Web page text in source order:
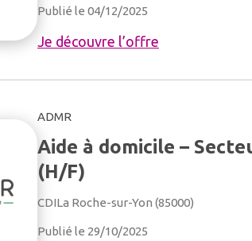
Publié le 04/12/2025
Je découvre l’offre
ADMR
Aide à domicile –
(H/F)
CDILa Roche-sur-Yon (85000)
Publié le 29/10/2025